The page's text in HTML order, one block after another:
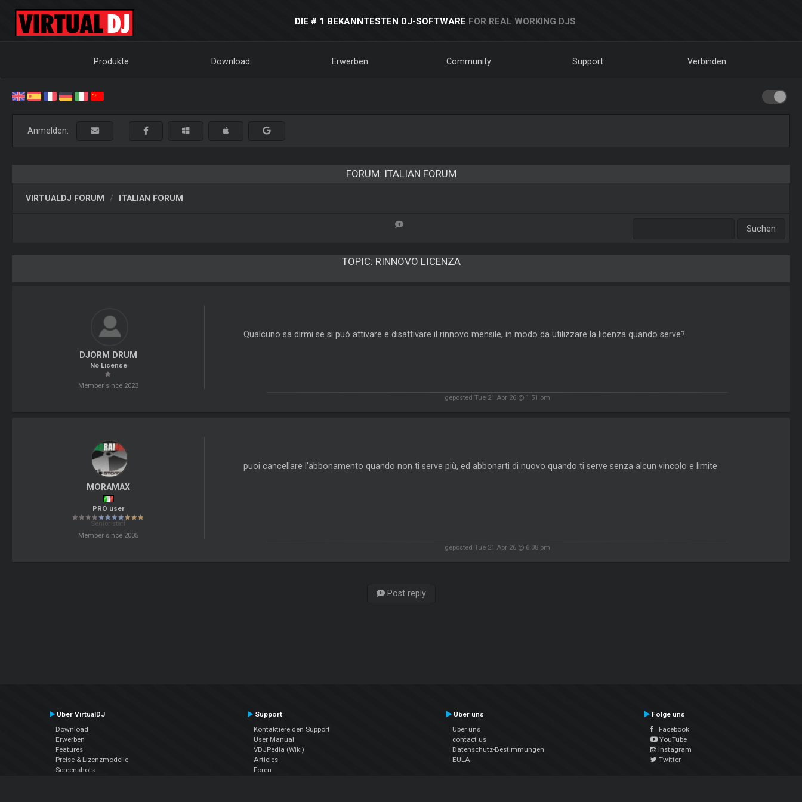
DIE # 1 BEKANNTESTEN DJ-SOFTWARE FOR REAL WORKING DJS
Produkte Download Erwerben Community Support Verbinden
Anmelden:
FORUM: ITALIAN FORUM
VIRTUALDJ FORUM ITALIAN FORUM
TOPIC: RINNOVO LICENZA
DJORM DRUM
No License
Member since 2023
Qualcuno sa dirmi se si può attivare e disattivare il rinnovo mensile, in modo da utilizzare la licenza quando serve?
geposted Tue 21 Apr 26 @ 1:51 pm
MORAMAX
PRO user
Senior staff
Member since 2005
puoi cancellare l'abbonamento quando non ti serve più, ed abbonarti di nuovo quando ti serve senza alcun vincolo e limite
geposted Tue 21 Apr 26 @ 6:08 pm
Post reply
Über VirtualDJ
Download
Erwerben
Features
Preise & Lizenzmodelle
Screenshots
Support
Kontaktiere den Support
User Manual
VDJPedia (Wiki)
Articles
Foren
Über uns
Über uns
contact us
Datenschutz-Bestimmungen
EULA
Folge uns
Facebook
YouTube
Instagram
Twitter